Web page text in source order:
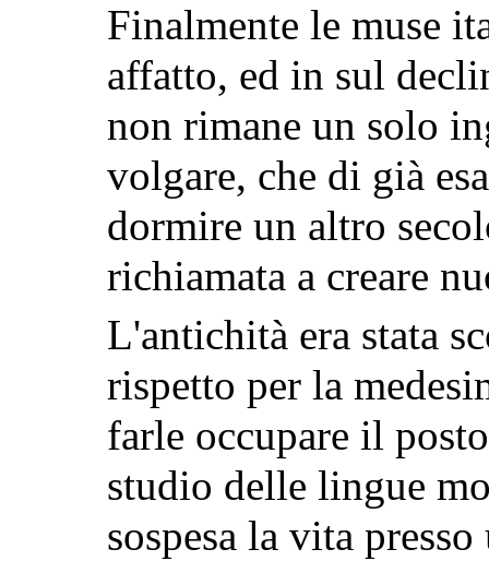
Finalmente le muse
affatto, ed in sul
non rimane un solo
volgare, che di già
dormire un altro
richiamata a creare
L'antichità era stata
rispetto per la
farle occupare il
studio delle lingue
sospesa la vita